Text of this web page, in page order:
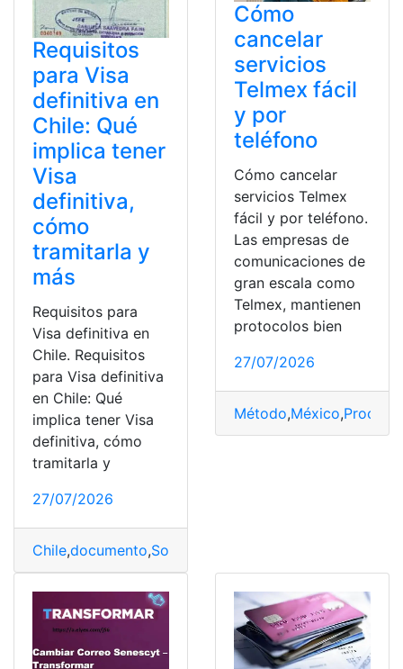
Requisitos
para Visa
definitiva en
Chile: Qué
implica tener
Visa
definitiva,
cómo
tramitarla y
más
Requisitos para
Visa definitiva en
Chile. Requisitos
para Visa definitiva
en Chile: Qué
implica tener Visa
definitiva, cómo
tramitarla y
27/07/2026
Chile,documento,Solicitud
Cómo
cancelar
servicios
Telmex fácil
y por
teléfono
Cómo cancelar
servicios Telmex
fácil y por teléfono.
Las empresas de
comunicaciones de
gran escala como
Telmex, mantienen
protocolos bien
27/07/2026
Método,México,Proceso